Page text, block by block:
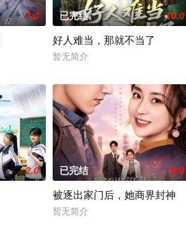
7.0 已完结 10.0
好人难当，那就不当了
暂无简介
2.0 已完结 9.0
被逐出家门后，她商界封神
暂无简介